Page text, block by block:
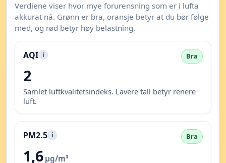
Verdiene viser hvor mye forurensning som er i lufta
akkurat nå. Grønn er bra, oransje betyr at du bør følge
med, og rød betyr høy belastning.
AQI i Bra
2
Samlet luftkvalitetsindeks. Lavere tall betyr renere
luft.
PM2.5 i Bra
1,6 µg/m³